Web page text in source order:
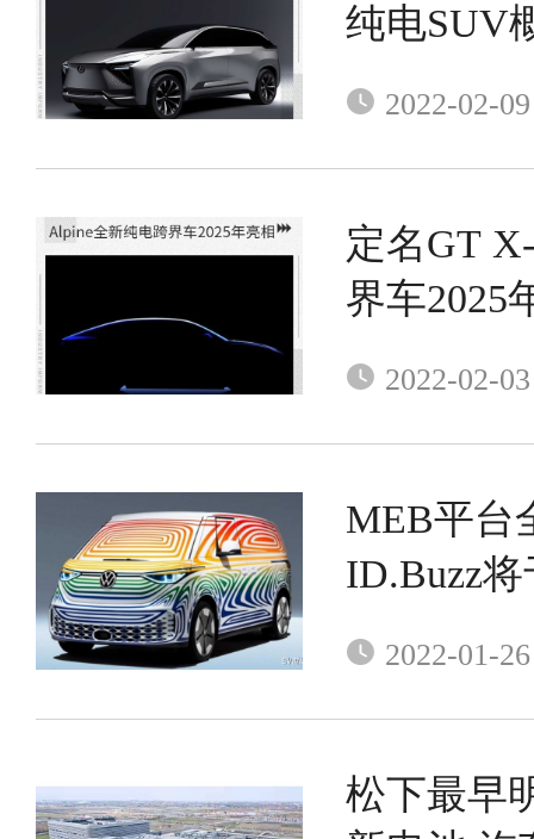
纯电SUV
2022-02-09
定名GT
界车2025
2022-02-03
MEB平台
ID.Buzz
2022-01-26
松下最早